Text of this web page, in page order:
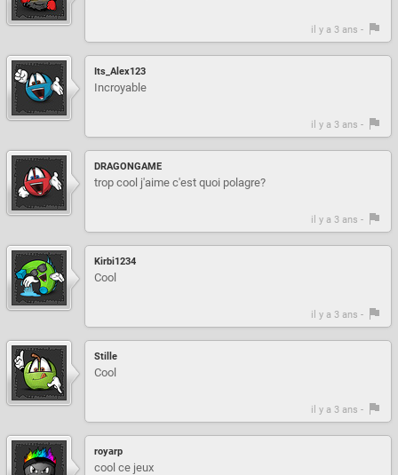
il y a 3 ans -
Its_Alex123
Incroyable
il y a 3 ans -
DRAGONGAME
trop cool j'aime c'est quoi polagre?
il y a 3 ans -
Kirbi1234
Cool
il y a 3 ans -
Stille
Cool
il y a 3 ans -
royarp
cool ce jeux